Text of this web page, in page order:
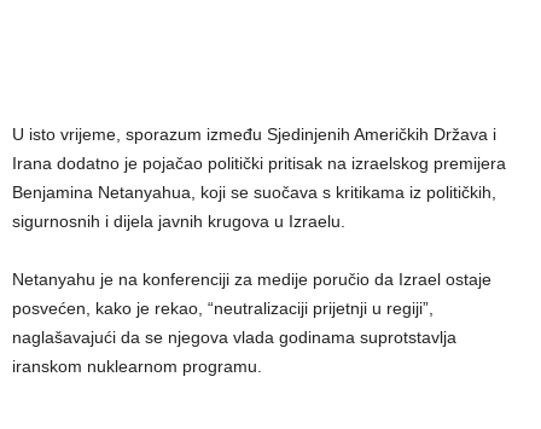
U isto vrijeme, sporazum između Sjedinjenih Američkih Država i
Irana dodatno je pojačao politički pritisak na izraelskog premijera
Benjamina Netanyahua, koji se suočava s kritikama iz političkih,
sigurnosnih i dijela javnih krugova u Izraelu.
Netanyahu je na konferenciji za medije poručio da Izrael ostaje
posvećen, kako je rekao, “neutralizaciji prijetnji u regiji”,
naglašavajući da se njegova vlada godinama suprotstavlja
iranskom nuklearnom programu.